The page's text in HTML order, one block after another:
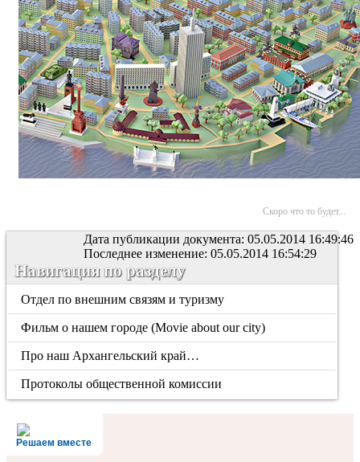
Скоро что то будет...
Дата публикации документа: 05.05.2014 16:49:46
Последнее изменение: 05.05.2014 16:54:29
Навигация по разделу
Отдел по внешним связям и туризму
Фильм о нашем городе (Movie about our city)
Про наш Архангельский край…
Протоколы общественной комиссии
Решаем вместе